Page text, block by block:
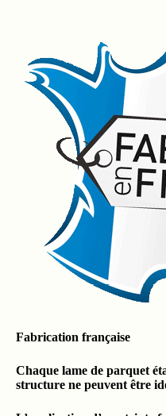
Fabrication française
Chaque lame de parquet
structure ne peuvent être